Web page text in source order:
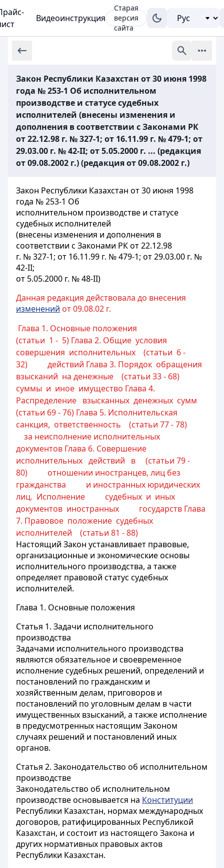
Видеоинструкция
Старая
версия
сайта
Закон Республики Казахстан от 30 июня 1998
года № 253-1 Об исполнительном
производстве и статусе судебных
исполнителей (внесены изменения и
дополнения в соответствии с Законами РК
от 22.12.98 г. № 327-1; от 16.11.99 г. № 479-1; от
29.03.00 г. № 42-II; от 5.05.2000 г. ... (редакция
от 09.08.2002 г.) (редакция от 09.08.2002 г.)
Закон Республики Казахстан от 30 июня 1998
года № 253-1 Об
исполнительном производстве и статусе
судебных исполнителей
(внесены изменения и дополнения в
соответствии с Законами РК от 22.12.98
г. № 327-1; от 16.11.99 г. № 479-1; от 29.03.00 г. №
42-II;
от 5.05.2000 г. № 48-II)
Данная редакция действовала до внесения
изменений от 09.08.02 г.
Глава 1. Основные положения
(статьи 1 - 5) Глава 2. Общие условия
совершения исполнительных (статьи 6 -
32)
действий Глава 3. Порядок обращения
взысканий на денежные (статьи 33 - 68)
суммы и иное имущество Глава 4.
Распределение взысканных денежных сумм
(статьи 69 - 76) Глава 5. Исполнительская
санкция, ответственность (статьи 77 - 78)
за неисполнение исполнительных
документов Глава 6. Совершение
исполнительных действий в (статьи 79 -
80)
отношении иностранцев, лиц без
гражданства
и иностранных юридических
лиц. Исполнение
судебных и иных
документов иностранных
государств Глава
7. Правовое положение судебных
исполнителей (статьи 81 - 88)
Настоящий Закон устанавливает правовые,
организационные и экономические основы
исполнительного производства, а также
определяет правовой статус судебных
исполнителей.
Глава 1. Основные положения
Статья 1. Задачи исполнительного
производства
Задачами исполнительного производства
являются обязательное и своевременное
исполнение судебных решений, определений и
постановлений по гражданским и
хозяйственным делам, приговоров и
постановлений по уголовным делам в части
имущественных взысканий, а также исполнение
в предусмотренных настоящим Законом
случаях решений и постановлений иных
органов.
Статья 2. Законодательство об исполнительном
производстве
Законодательство об исполнительном
производстве основывается на Конституции
Республики Казахстан, нормах международных
договоров, ратифицированных Республикой
Казахстан, и состоит из настоящего Закона и
других нормативных правовых актов
Республики Казахстан.